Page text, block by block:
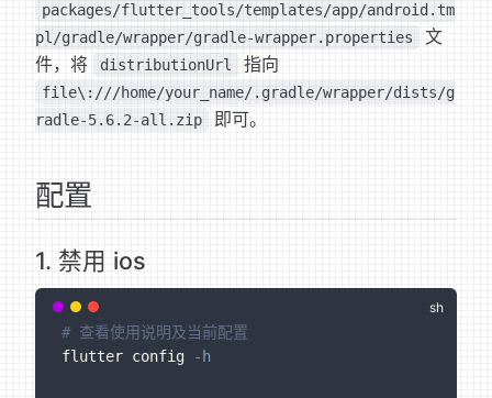
packages/flutter_tools/templates/app/android.tm
pl/gradle/wrapper/gradle-wrapper.properties
文
件，将
distributionUrl 指向
file\:///home/your_name/.gradle/wrapper/dists/g
radle-5.6.2-all.zip
即可。
配置
1. 禁用 ios
# 查看使用说明及当前配置
flutter config
-h